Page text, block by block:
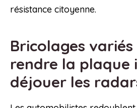
résistance citoyenne.
Bricolages
rendre la plaque
déjouer les